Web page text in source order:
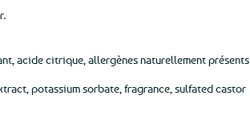
acide citrique, allergènes naturellement présents
potassium sorbate, fragrance, sulfated castor